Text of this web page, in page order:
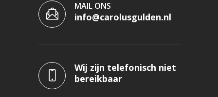
MAIL ONS
info@carolusgulden.nl
Wij zijn telefonisch niet
bereikbaar